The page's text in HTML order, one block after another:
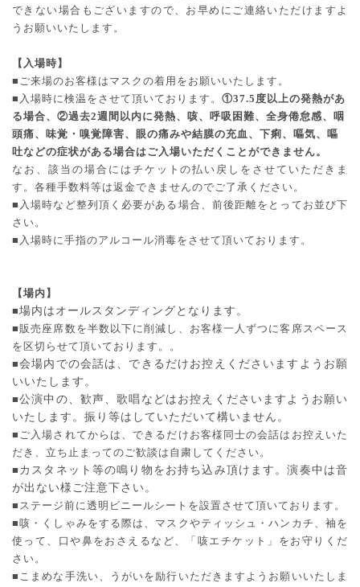
できない場合もございますので、お早めにご連絡いただけますよ
うお願いいたします。
【入場時】
■ご来場のお客様はマスクの着用をお願いいたします。
■ 入場時に検温をさせて頂いております。 ①37.5 度以上の発熱があ
る場合、②過去2週間以内に発熱、咳、呼吸困難、全身倦怠感、咽
頭痛、味覚・嗅覚障害、眼の痛みや結膜の充血、下痢、嘔気、嘔
吐などの症状がある場合はご入場いただくことができません。
なお、該当の場合にはチケットの払い戻しをさせていただきま
す。各種手数料等は返金できませんのでご了承ください。
■入場時など整列頂く必要がある場合、前後距離をとってお並び下
さい。
■ 入場時に手指のアルコール消毒をさせて頂いております。
【場内】
■場内はオールスタンディングとなります。
■販売座席数を半数以下に削減し、お客様一人ずつに客席スペース
を区切らせて頂いております。。
■会場内での会話は、できるだけお控えくださいますようお願
いいたします。
■公演中の、歓声、歌唱などはお控えくださいますようお願い
いたします。振り等はしていただいて構いません。
■ご入場されてからは、できるだけお客様同士の会話はお控えいた
だき、立ち止まってのご歓談は自粛してください。
■ カスタネット等の鳴り物をお持ち込み頂けます。演奏中は音
が出ない様ご注意下さい。
■ステージ前に透明ビニールシートを設置させて頂いております。
■咳・くしゃみをする際は、マスクやティッシュ・ハンカチ、袖を
使って、口や鼻をおさえるなど、「咳エチケット」をお守りくだ
さい。
■こまめな手洗い、うがいを励行いただきますようお願いいたしま